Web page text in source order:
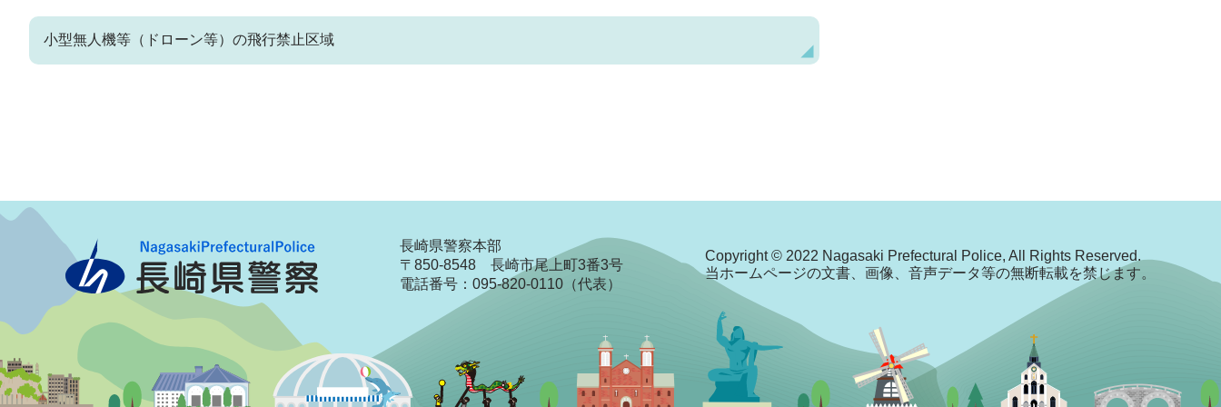
小型無人機等（ドローン等）の飛行禁止区域
長崎県警察本部
〒850-8548 長崎市尾上町3番3号
電話番号：095-820-0110（代表）
Copyright © 2022 Nagasaki Prefectural Police, All Rights Reserved.
当ホームページの文書、画像、音声データ等の無断転載を禁じます。